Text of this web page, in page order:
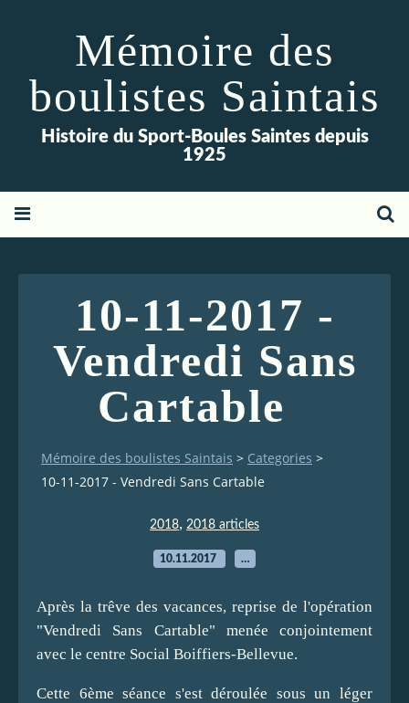
Mémoire des
boulistes Saintais
Histoire du Sport-Boules Saintes depuis
1925
10-11-2017 -
Vendredi Sans
Cartable
Mémoire des boulistes Saintais > Categories >
10-11-2017 - Vendredi Sans Cartable
2018, 2018 articles
10.11.2017 …
Après la trêve des vacances, reprise de l'opération
"Vendredi Sans Cartable" menée conjointement
avec le centre Social Boiffiers-Bellevue.
Cette 6ème séance s'est déroulée sous un léger